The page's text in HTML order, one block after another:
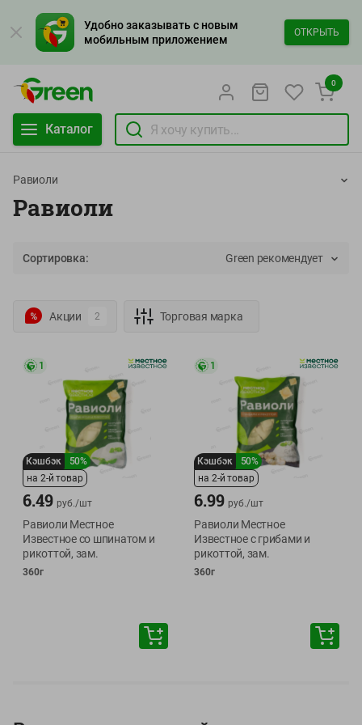
Удобно заказывать с новым
мобильным приложением
ОТКРЫТЬ
Каталог
0
Равиоли
Равиоли
Сортировка: Green рекомендует
Акции 2 Торговая марка
Кэшбэк
50%
на 2-й товар
1
6.49 руб./шт
Равиоли Местное
Известное со шпинатом и
рикоттой, зам.
360г
Кэшбэк
50%
на 2-й товар
1
6.99 руб./шт
Равиоли Местное
Известное с грибами и
рикоттой, зам.
360г